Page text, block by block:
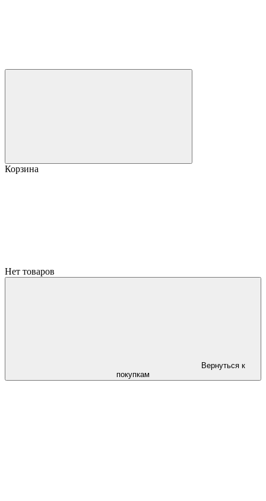
Корзина
Нет товаров
Вернуться к
покупкам